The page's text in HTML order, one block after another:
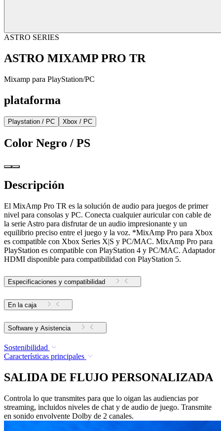
ASTRO SERIES
ASTRO MIXAMP PRO TR
Mixamp para PlayStation/PC
plataforma
Playstation / PC Xbox / PC
Color Negro / PS
Descripción
El MixAmp Pro TR es la solución de audio para juegos de primer
nivel para consolas y PC. Conecta cualquier auricular con cable de
la serie Astro para disfrutar de un audio impresionante y un
equilibrio preciso entre el juego y la voz. *MixAmp Pro para Xbox
es compatible con Xbox Series X|S y PC/MAC. MixAmp Pro para
PlayStation es compatible con PlayStation 4 y PC/MAC. Adaptador
HDMI disponible para compatibilidad con PlayStation 5.
Especificaciones y compatibilidad
En la caja
Software y Asistencia
Sostenibilidad
Características principales
SALIDA DE FLUJO PERSONALIZADA
Controla lo que transmites para que lo oigan las audiencias por
streaming, incluidos niveles de chat y de audio de juego. Transmite
en sonido envolvente Dolby de 2 canales.